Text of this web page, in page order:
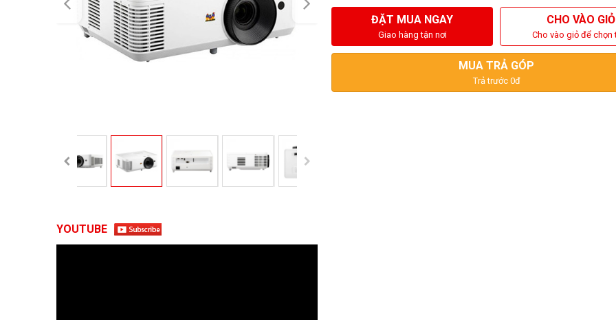
YOUTUBE
ĐẶT MUA NGAY
Giao hàng tận nơi
CHO VÀO GIỎ
Cho vào giỏ để chọn
MUA TRẢ GÓP
Trả trước 0đ